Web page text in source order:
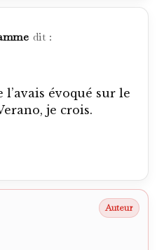
dit :
l’avais évoqué sur le
je crois.